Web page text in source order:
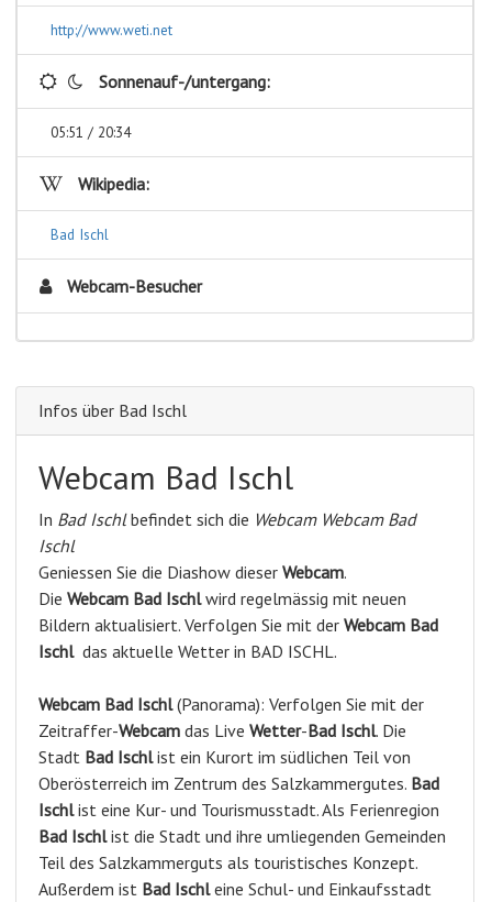
http://www.weti.net
Sonnenauf-/untergang:
05:51 / 20:34
Wikipedia:
Bad Ischl
Webcam-Besucher
Infos über Bad Ischl
Webcam Bad Ischl
In Bad Ischlbefindet sich die Webcam Webcam Bad
Ischl
Geniessen Sie die Diashow dieser Webcam.
Die Webcam Bad Ischlwird regelmässig mit neuen
Bildern aktualisiert. Verfolgen Sie mit der Webcam Bad
Ischl das aktuelle Wetter in BAD ISCHL.
Webcam Bad Ischl(Panorama): Verfolgen Sie mit der
Zeitraffer-Webcam das Live Wetter-Bad Ischl. Die
Stadt Bad Ischlist ein Kurort im südlichen Teil von
Oberösterreich im Zentrum des Salzkammergutes. Bad
Ischlist eine Kur- und Tourismusstadt. Als Ferienregion
Bad Ischlist die Stadt und ihre umliegenden Gemeinden
Teil des Salzkammerguts als touristisches Konzept.
Außerdem ist Bad Ischleine Schul- und Einkaufsstadt